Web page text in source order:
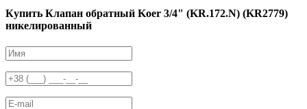
Купить Клапан обратный Koer 3/4" (KR.172.N) (KR2779)
никелированный